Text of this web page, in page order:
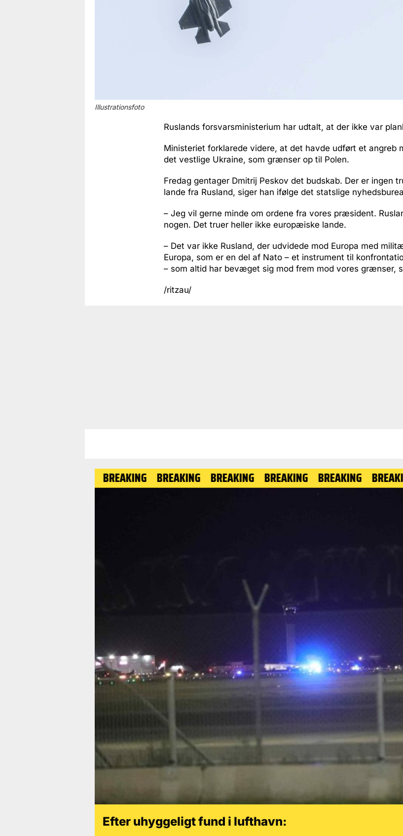
Illustrationsfoto
Ruslands forsvarsministerium har udtalt, at der ikke var
Ministeriet forklarede videre, at det havde udført et
det vestlige Ukraine, som grænser op til Polen.
Fredag gentager Dmitrij Peskov det budskab. Der er ingen
lande fra Rusland, siger han ifølge det statslige
– Jeg vil gerne minde om ordene fra vores præsident.
nogen. Det truer heller ikke europæiske lande.
– Det var ikke Rusland, der udvidede mod Europa med
Europa, som er en del af Nato – et instrument til
– som altid har bevæget sig mod frem mod vores grænser,
/ritzau/
BREAKING BREAKING BREAKING BREAKING BREAKING BREAKING
Efter uhyggeligt fund i lufthavn: